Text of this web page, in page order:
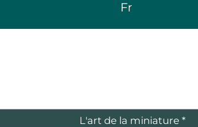
Fr
L'art de la miniature *